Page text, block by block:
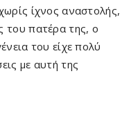
ίχνος αναστολής,
του πατέρα της, ο
του είχε πολύ
με αυτή της